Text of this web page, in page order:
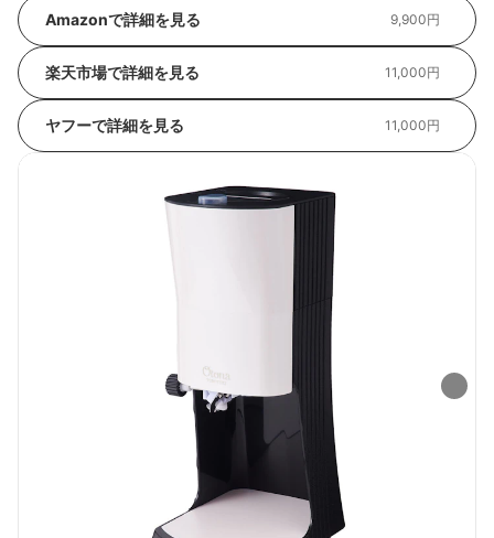
Amazonで詳細を見る 9,900円
楽天市場で詳細を見る 11,000円
ヤフーで詳細を見る 11,000円